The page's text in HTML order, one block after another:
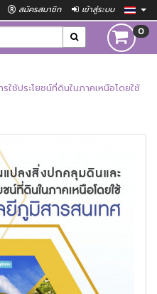
สมัครสมาชิก เข้าสู่ระบบ
0
ช้ประโยชน์ที่ดินในภาคเหนือโดยใช้